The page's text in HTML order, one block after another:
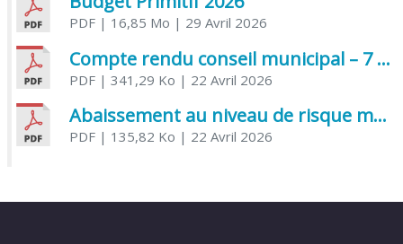
PDF| 16,85 Mo | 29 Avril 2026
Compte rendu conseil municipal – 7 avril 2026
PDF| 341,29 Ko | 22 Avril 2026
Abaissement au niveau de risque modéré de l’Influenza aviaire
PDF| 135,82 Ko | 22 Avril 2026